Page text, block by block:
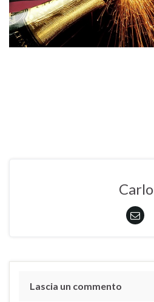
Carlo
Lascia un commento